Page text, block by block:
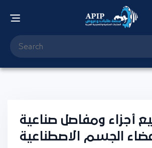
أجزاء ومفاصل صناعية
الجسم الاصطناعية